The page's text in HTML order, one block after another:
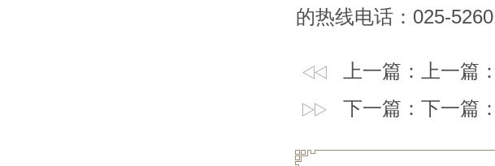
的热线电话：025-
上一篇：上一篇：
下一篇：下一篇：